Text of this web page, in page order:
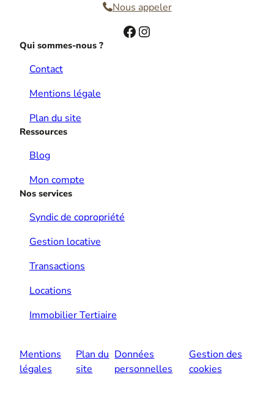
Nous appeler
Facebook Instagram
Qui sommes-nous ?
Contact
Mentions légale
Plan du site
Ressources
Blog
Mon compte
Nos services
Syndic de copropriété
Gestion locative
Transactions
Locations
Immobilier Tertiaire
Mentions
légales
Plan du
site
Données
personnelles
Gestion des
cookies